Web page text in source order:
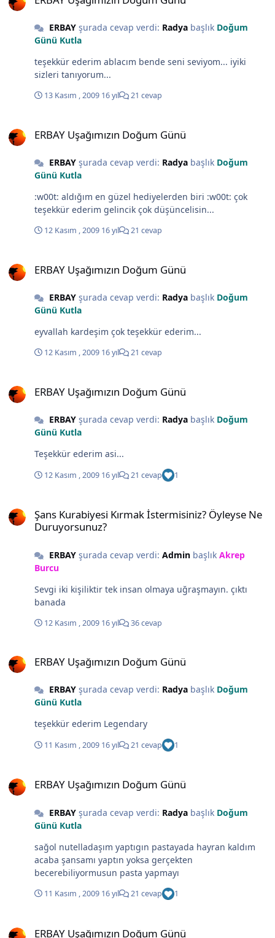
ERBAYşurada cevap verdi: Radyabaşlık Doğum
Günü Kutla
teşekkür ederim ablacım bende seni seviyom... iyiki
sizleri tanıyorum...
13 Kasım , 2009 16 yıl 21 cevap
ERBAY Uşağımızın Doğum Günü
ERBAYşurada cevap verdi: Radyabaşlık Doğum
Günü Kutla
:w00t: aldığım en güzel hediyelerden biri :w00t: çok
teşekkür ederim gelincik çok düşüncelisin...
12 Kasım , 2009 16 yıl 21 cevap
ERBAY Uşağımızın Doğum Günü
ERBAYşurada cevap verdi: Radyabaşlık Doğum
Günü Kutla
eyvallah kardeşim çok teşekkür ederim...
12 Kasım , 2009 16 yıl 21 cevap
ERBAY Uşağımızın Doğum Günü
ERBAYşurada cevap verdi: Radyabaşlık Doğum
Günü Kutla
Teşekkür ederim asi...
12 Kasım , 2009 16 yıl 21 cevap 1
Şans Kurabiyesi Kırmak İstermisiniz? Öyleyse Ne
Duruyorsunuz?
ERBAYşurada cevap verdi: Adminbaşlık Akrep
Burcu
Sevgi iki kişiliktir tek insan olmaya uğraşmayın. çıktı
banada
12 Kasım , 2009 16 yıl 36 cevap
ERBAY Uşağımızın Doğum Günü
ERBAYşurada cevap verdi: Radyabaşlık Doğum
Günü Kutla
teşekkür ederim Legendary
11 Kasım , 2009 16 yıl 21 cevap 1
ERBAY Uşağımızın Doğum Günü
ERBAYşurada cevap verdi: Radyabaşlık Doğum
Günü Kutla
sağol nutelladaşım yaptıgın pastayada hayran kaldım
acaba şansamı yaptın yoksa gerçekten
becerebiliyormusun pasta yapmayı
11 Kasım , 2009 16 yıl 21 cevap 1
ERBAY Uşağımızın Doğum Günü